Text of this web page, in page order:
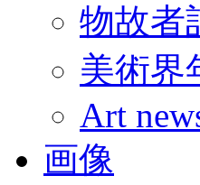
物故者
美術界
Art
画像